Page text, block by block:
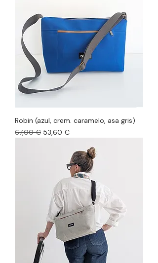
Robin (azul, crem. caramelo, asa gris)
Precio
67,00 € Precio de oferta
53,60 €